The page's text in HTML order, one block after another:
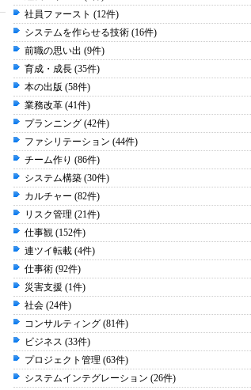
社員ファースト (12件)
システムを作らせる技術 (16件)
前職の思い出 (9件)
育成・成長 (35件)
本の出版 (58件)
業務改革 (41件)
プランニング (42件)
ファシリテーション (44件)
チーム作り (86件)
システム構築 (30件)
カルチャー (82件)
リスク管理 (21件)
仕事観 (152件)
連ツイ転載 (4件)
仕事術 (92件)
災害支援 (1件)
社会 (24件)
コンサルティング (81件)
ビジネス (33件)
プロジェクト管理 (63件)
システムインテグレーション (26件)